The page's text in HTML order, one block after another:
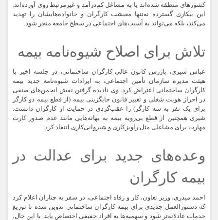
کشورهای منطقه شده‌اند یا به مشاغل کم‌درآمد و غیرمرتبط روی آورده‌اند.
این بیکاری گسترده نه‌تنها معیشت کارگران و خانواده‌هایشان را تهدید
می‌کند، بلکه می‌تواند به آسیب‌های اجتماعی در سطح جامعه منجر شود.
تلاش برای اصلاح شیوه‌نامه بیمه
عباس شیری، بازرس کانون عالی کارگران ساختمانی، در جلسه اخیر با
هیئت مدیره سازمان تأمین اجتماعی، به ایرادات شیوه‌نامه جدید بیمه
کارگران ساختمانی اعتراض کرد. وی نادیده گرفتن نقش انجمن‌های صنفی
در احراز هویت شغلی و تغییر قانون جایگزینی بیمه (از قطع بیمه دو کارگر
برای یک نفر به سه کارگر) را عقب‌گردی در حمایت از کارگران دانست.
شیری همچنین از قطع بی‌رویه بیمه به بهانه‌هایی مانند عدم صدور کارت
مهارت برای مشاغلی مثل راویزکاری و شیروانی‌کاری انتقاد کرد.
وعده‌های جدید برای عدالت در
بیمه کارگران
احمد میدری، وزیر تعاون، کار و رفاه اجتماعی، در سفر به چناران اعلام کرد
که دستورالعمل جدیدی برای بیمه کارگران ساختمانی تدوین شده تا توزیع
خدمات عادلانه‌تر شود و سهمیه‌ها به افراد حقیقی اختصاص یابد. با این حال،